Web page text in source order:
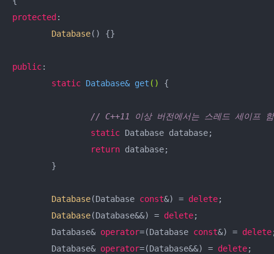
protected :
Database() {}
public:
static Database& get () {
// C++11 이상 버전에서는 스레드 세이프 함
static Database database;
return database;
Database(Database const&) = delete;
Database(Database&&) = delete;
	Database&
operator=(Database const&) = delete
	Database&
operator=(Database&&) = delete;